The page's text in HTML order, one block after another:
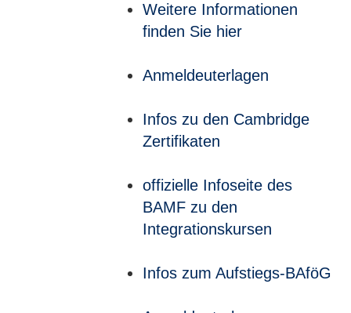
Weitere Informationen
finden Sie hier
Anmeldeuterlagen
Infos zu den Cambridge
Zertifikaten
offizielle Infoseite des
BAMF zu den
Integrationskursen
Infos zum Aufstiegs-BAföG